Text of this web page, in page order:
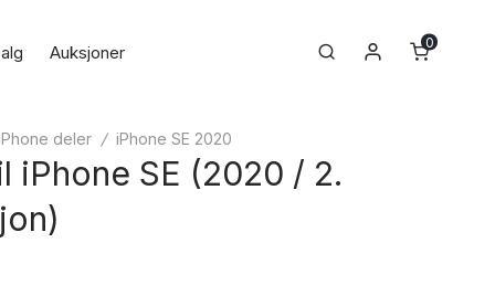
Auksjoner Search Min konto
0
deler / iPhone SE 2020
iPhone SE (2020 / 2.